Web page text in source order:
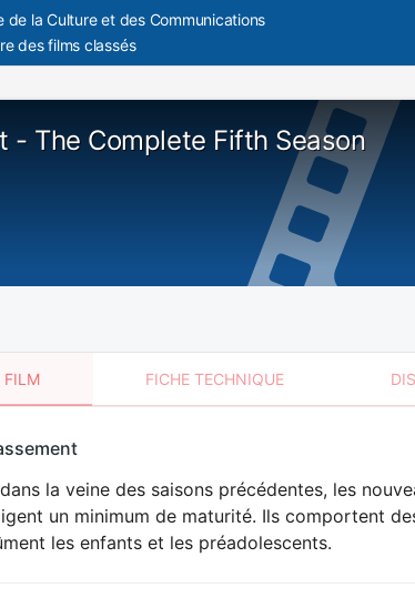
de la Culture et des Communications
des films classés
- The Complete Fifth Season
FILM FICHE TECHNIQUE
la veine des saisons précédentes, les
un minimum de maturité. Ils comportent
les enfants et les préadolescents.